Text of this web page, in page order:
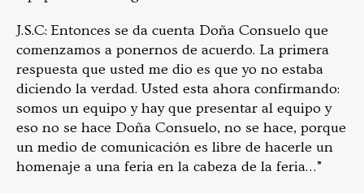
J.S.C: Entonces se da cuenta Doña Consuelo que
comenzamos a ponernos de acuerdo. La primera
respuesta que usted me dio es que yo no estaba
diciendo la verdad. Usted esta ahora confirmando:
somos un equipo y hay que presentar al equipo y
eso no se hace Doña Consuelo, no se hace, porque
un medio de comunicación es libre de hacerle un
homenaje a una feria en la cabeza de la feria…”